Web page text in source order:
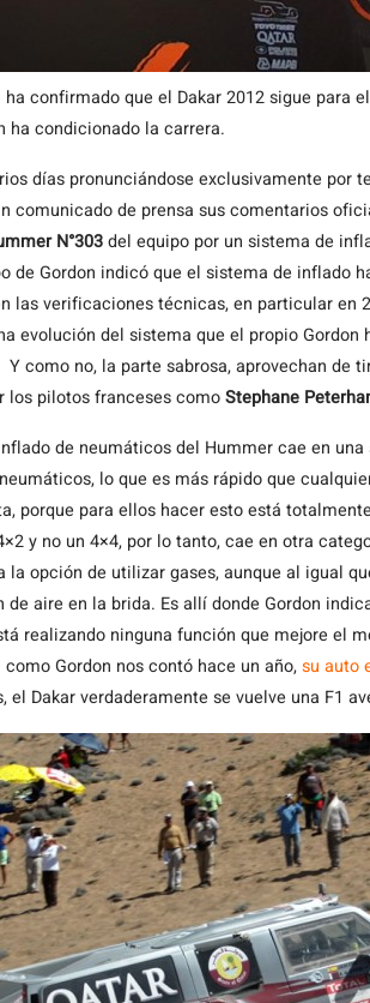
ha confirmado que el Dakar 2012 sigue para
ha condicionado la carrera.
días pronunciándose exclusivamente por
comunicado de prensa sus comentarios
N°303del equipo por un sistema de
de Gordon indicó que el sistema de inflado
las verificaciones técnicas, en particular en
evolución del sistema que el propio
Y como no, la parte sabrosa, aprovechan de
los pilotos franceses comoStephane
de neumáticos del Hummer cae en
lo que es más rápido que
porque para ellos hacer esto está
y no un 4×4, por lo tanto, cae en otra
la opción de utilizar gases, aunque al igual
aire en la brida. Es allí donde Gordon
realizando ninguna función que mejore el
Gordon nos contó hace un año,su auto
el Dakar verdaderamente se vuelve una F1